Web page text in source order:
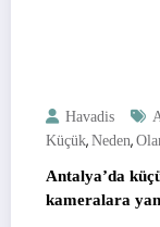
Havadis
Küçük, Neden,
Antalya’da
kameralara